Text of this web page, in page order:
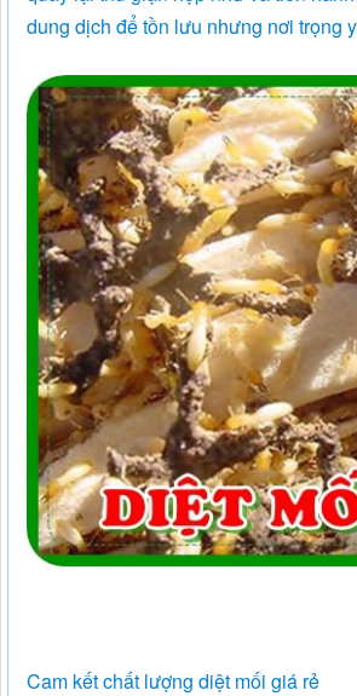
dung dịch để tồn lưu nhưng nơi trọng
Cam kết chất lượng diệt mối giá rẻ